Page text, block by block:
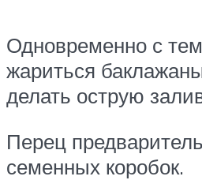
Одновременно с
жариться
делать острую
Перец
семенных коробок.